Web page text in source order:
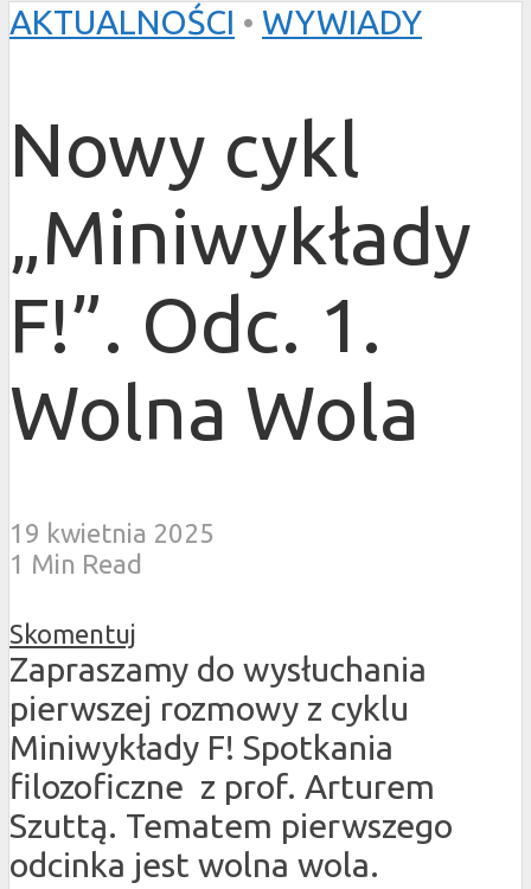
AKTUALNOŚCI • WYWIADY
Nowy cykl
„Miniwykłady
F!”. Odc. 1.
Wolna Wola
19 kwietnia 2025
1 Min Read
Skomentuj
Zapraszamy do wysłuchania
pierwszej rozmowy z cyklu
Miniwykłady F! Spotkania
filozoficzne z prof. Arturem
Szuttą. Tematem pierwszego
odcinka jest wolna wola.